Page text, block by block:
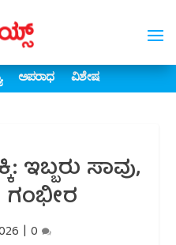
ಅಪರಾಧ ವಿಶೇಷ
ಇಬ್ಬರು ಸಾವು,
| 0